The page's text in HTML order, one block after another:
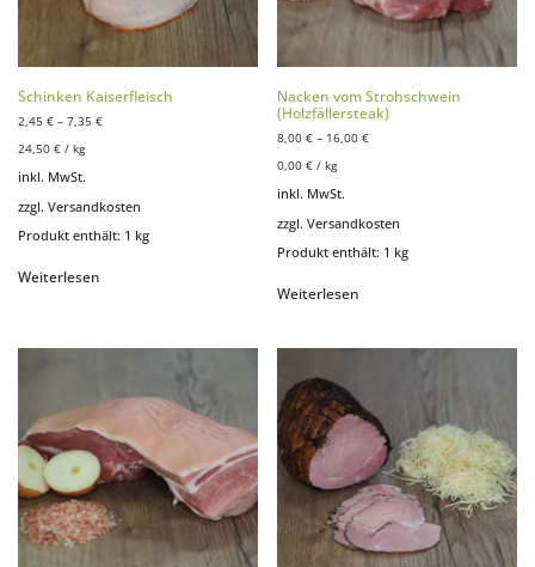
Schinken Kaiserfleisch
2,45 € – 7,35 €
24,50 € / kg
inkl. MwSt.
zzgl. Versandkosten
Produkt enthält: 1 kg
Weiterlesen
Nacken vom Strohschwein
(Holzfällersteak)
8,00€ – 16,00€
0,00€ /kg
inkl. MwSt.
zzgl.Versandkosten
Produkt enthält: 1 kg
Weiterlesen